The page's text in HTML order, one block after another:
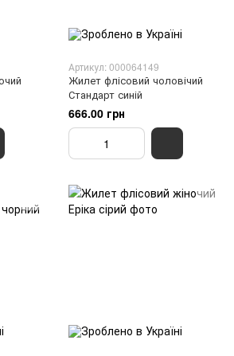
Артикул: 000064149
Жилет флісовий чоловічий
Стандарт синій
666.00 грн